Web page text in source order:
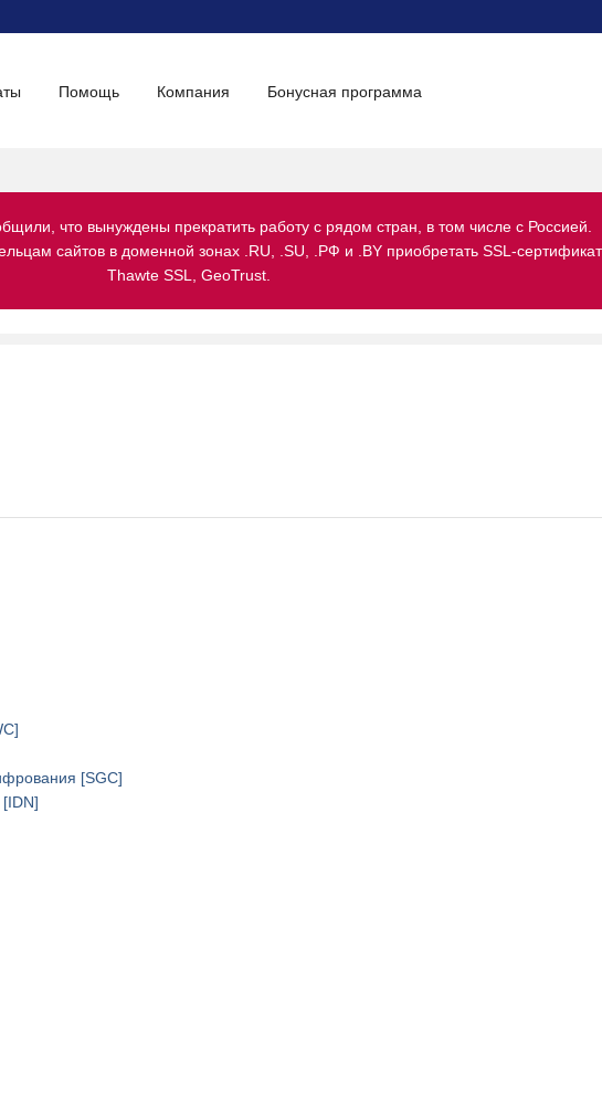
Помощь Компания Бонусная программа
что вынуждены прекратить работу с рядом стран, в том числе с Россией.
сайтов в доменной зонах .RU, .SU, .РФ и .BY приобретать SSL-
Thawte SSL, GeoTrust.
[SGC]